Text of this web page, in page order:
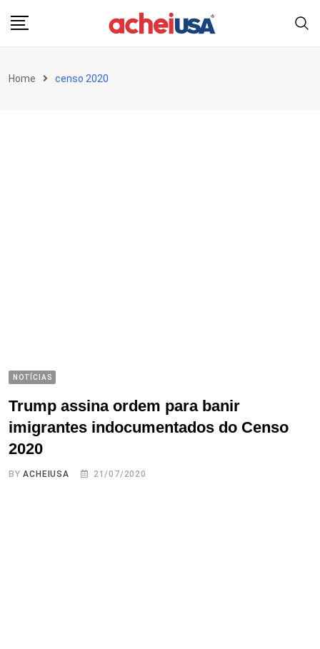
Home censo 2020
NOTÍCIAS
Trump assina ordem para banir
imigrantes indocumentados do Censo
2020
BYACHEIUSA 21/07/2020